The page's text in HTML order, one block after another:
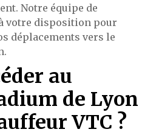
Notre équipe de
votre disposition pour
déplacements vers le
au
de Lyon
VTC ?